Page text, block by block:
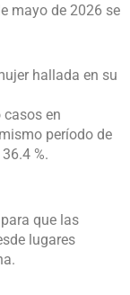
mayo de 2026 se
hallada en su
casos en
período de
%.
que las
lugares